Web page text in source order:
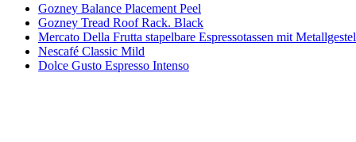
Gozney Balance Placement Peel
Gozney Tread Roof Rack. Black
Mercato Della Frutta stapelbare Espressotassen mit
Nescafé Classic Mild
Dolce Gusto Espresso Intenso